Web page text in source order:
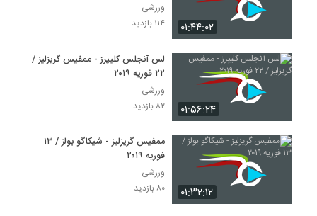
۰۱:۴۴:۰۲
ورزشی
۱۱۴ بازدید
۰۱:۵۶:۲۴
لس آنجلس کلیپرز - ممفیس گریزلیز /
۲۲ فوریه ۲۰۱۹
ورزشی
۸۲ بازدید
۰۱:۳۲:۱۲
ممفیس گریزلیز - شیکاگو بولز / ۱۳
فوریه ۲۰۱۹
ورزشی
۸۰ بازدید